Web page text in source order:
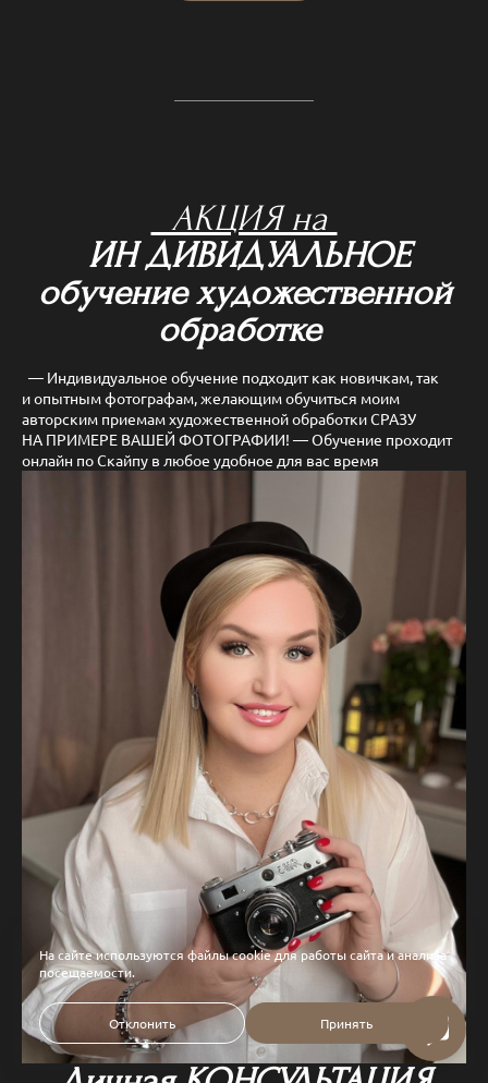
АКЦИЯ на
ИН ДИВИДУАЛЬНОЕ
обучение художественной
обработке
— Индивидуальное обучение подходит как новичкам, так
и опытным фотографам, желающим обучиться моим
авторским приемам художественной обработки СРАЗУ
НА ПРИМЕРЕ ВАШЕЙ ФОТОГРАФИИ! — Обучение проходит
онлайн по Скайпу в любое удобное для вас время
На сайте используются файлы cookie для работы сайта и анализа
посещаемости.
Отклонить Принять